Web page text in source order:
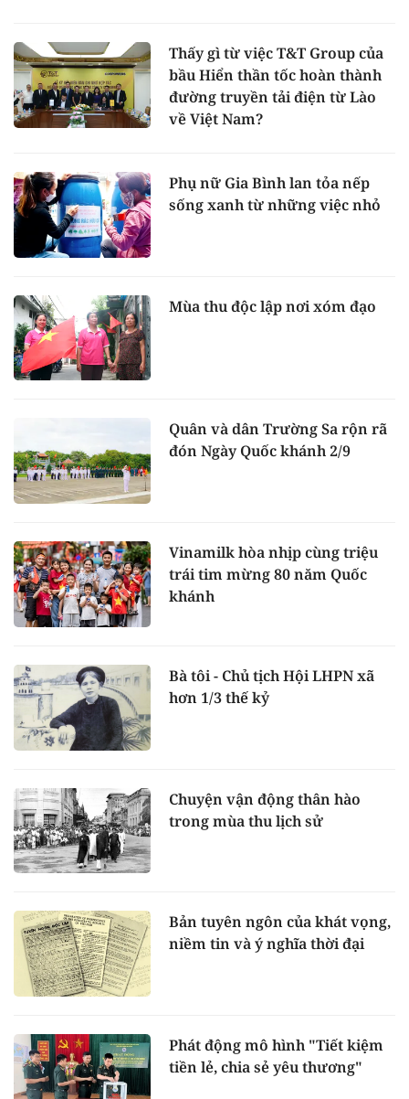
Thấy gì từ việc T&T Group của
bầu Hiển thần tốc hoàn thành
đường truyền tải điện từ Lào
về Việt Nam?
Phụ nữ Gia Bình lan tỏa nếp
sống xanh từ những việc nhỏ
Mùa thu độc lập nơi xóm đạo
Quân và dân Trường Sa rộn rã
đón Ngày Quốc khánh 2/9
Vinamilk hòa nhịp cùng triệu
trái tim mừng 80 năm Quốc
khánh
Bà tôi - Chủ tịch Hội LHPN xã
hơn 1/3 thế kỷ
Chuyện vận động thân hào
trong mùa thu lịch sử
Bản tuyên ngôn của khát vọng,
niềm tin và ý nghĩa thời đại
Phát động mô hình "Tiết kiệm
tiền lẻ, chia sẻ yêu thương"